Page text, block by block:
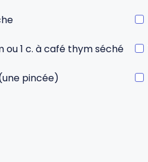
ou 1 c. à café thym séché
pincée)